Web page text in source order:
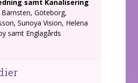
samt Kanalisering
Göteborg,
Sunoya Vision, Helena
samt Englagårds